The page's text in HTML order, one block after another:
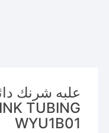
TUBING
WYU1B01